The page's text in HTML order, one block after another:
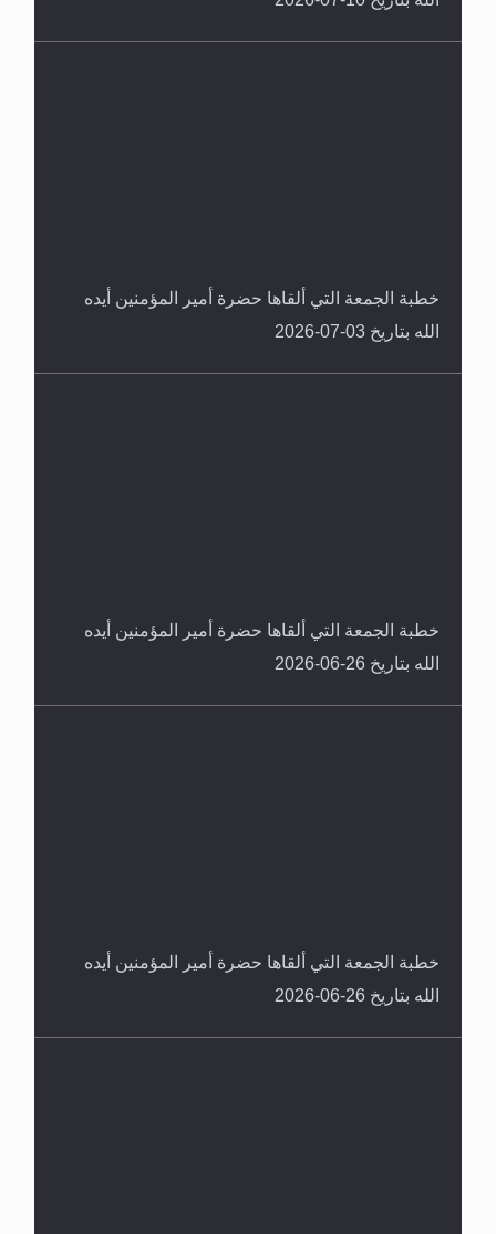
خطبة الجمعة التي ألقاها حضرة أمير المؤمنين أيده
الله بتاريخ 03-07-2026
خطبة الجمعة التي ألقاها حضرة أمير المؤمنين أيده
الله بتاريخ 26-06-2026
خطبة الجمعة التي ألقاها حضرة أمير المؤمنين أيده
الله بتاريخ 26-06-2026